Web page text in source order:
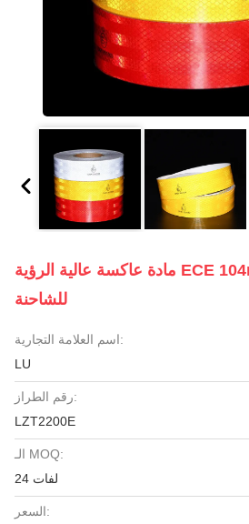
مادة عاكسة عالية الرؤية ECE 104r ملصق عاكس
للشاحنة
اسم العلامة التجارية:
LU
رقم الطراز:
LZT2200E
الـ MOQ:
24 لفات
السعر: